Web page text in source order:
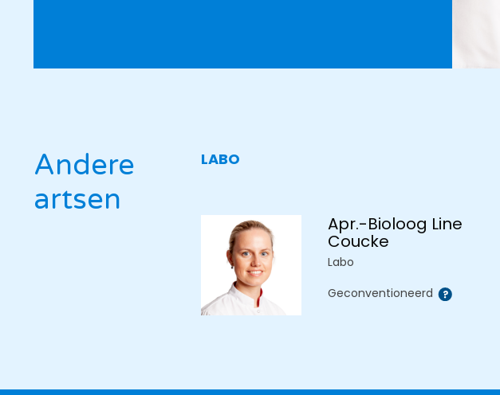
Andere
artsen
LABO
Apr.-Bioloog Line
Coucke
Labo
Geconventioneerd